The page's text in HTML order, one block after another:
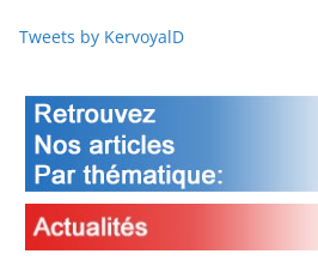
Tweets by KervoyalD